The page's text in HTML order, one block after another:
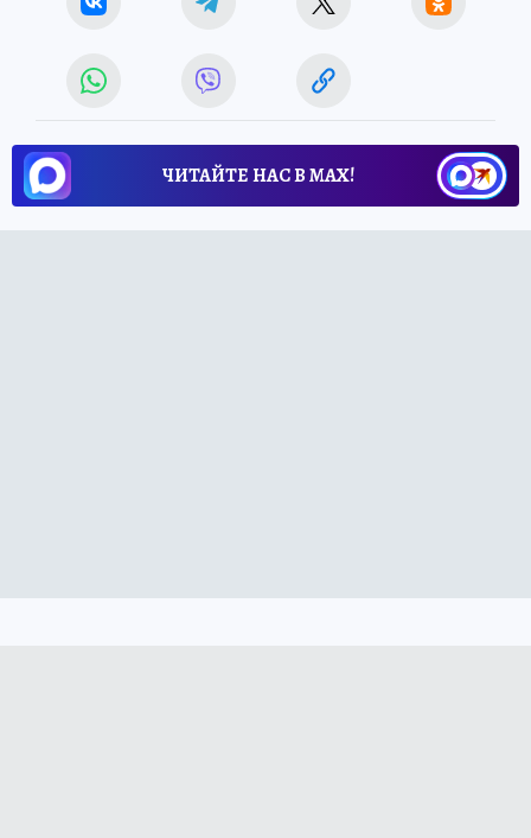
ЧИТАЙТЕ НАС В МАХ!